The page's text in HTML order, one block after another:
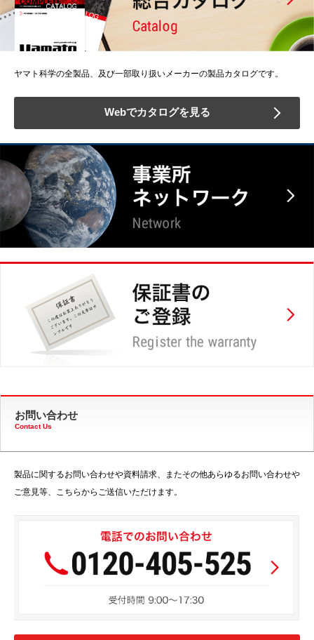
ヤマト科学の全製品、及び一部取り扱いメーカーの製品カタログです。
Webでカタログを見る
お問い合わせ
Contact Us
製品に関するお問い合わせや資料請求、またその他あらゆるお問い合わせや
ご意見等、こちらからご送信いただけます。